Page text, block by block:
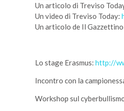
Un articolo di Treviso
Un video di Treviso Today:
Un articolo de Il
Lo stage Erasmus: http://
Incontro con la
Workshop sul